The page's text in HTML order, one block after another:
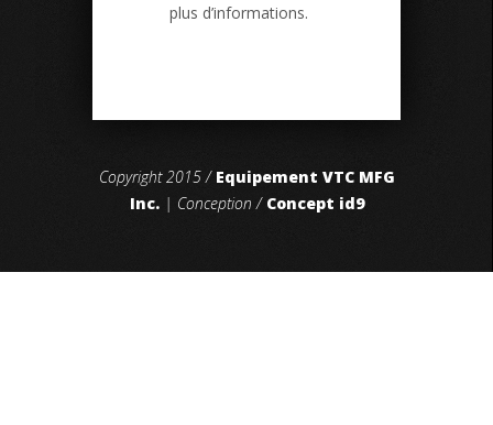
plus d’informations.
Copyright 2015 / Equipement VTC MFG
Inc.| Conception / Concept id9